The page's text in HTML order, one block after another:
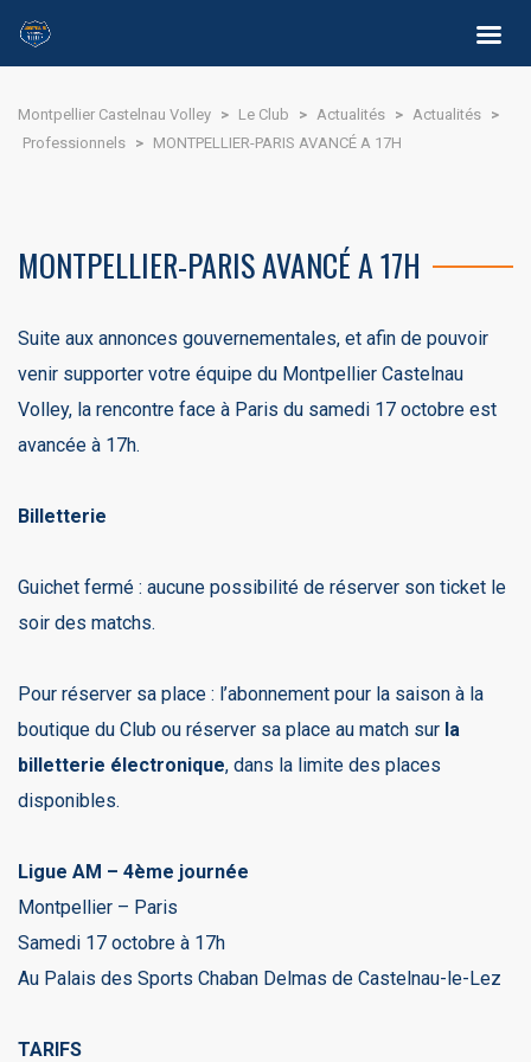
Montpellier Castelnau Volley > Le Club > Actualités > Actualités >
Professionnels > MONTPELLIER-PARIS AVANCÉ A 17H
MONTPELLIER-PARIS AVANCÉ A 17H
Suite aux annonces gouvernementales, et afin de pouvoir
venir supporter votre équipe du Montpellier Castelnau
Volley, la rencontre face à Paris du samedi 17 octobre est
avancée à 17h.
Billetterie
Guichet fermé : aucune possibilité de réserver son ticket le
soir des matchs.
Pour réserver sa place : l’abonnement pour la saison à la
boutique du Club ou réserver sa place au match sur la
billetterie électronique, dans la limite des places
disponibles.
Ligue AM – 4ème journée
Montpellier – Paris
Samedi 17 octobre à 17h
Au Palais des Sports Chaban Delmas de Castelnau-le-Lez
TARIFS